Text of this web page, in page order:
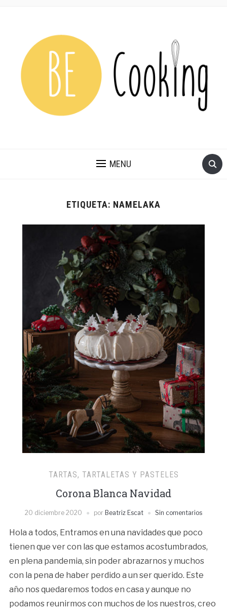
MENU
ETIQUETA: NAMELAKA
TARTAS, TARTALETAS Y PASTELES
Corona Blanca Navidad
20 diciembre 2020 por Beatriz Escat Sin comentarios
Hola a todos, Entramos en una navidades que poco
tienen que ver con las que estamos acostumbrados,
en plena pandemia, sin poder abrazarnos y muchos
con la pena de haber perdido a un ser querido. Este
año nos quedaremos todos en casa y aunque no
podamos reunirmos con muchos de los nuestros, creo